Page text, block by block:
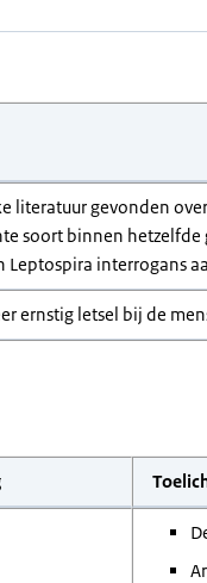
literatuur gevonden
soort binnen
Leptospira interrogans
ernstig letsel bij de